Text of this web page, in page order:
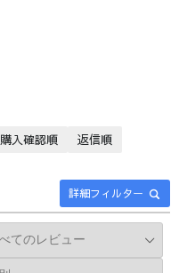
詳細フィルター
購入確認順
返信順